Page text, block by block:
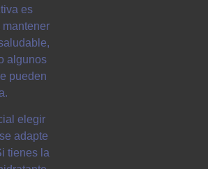
es
algunos
pueden
elegir
adapte
tienes la